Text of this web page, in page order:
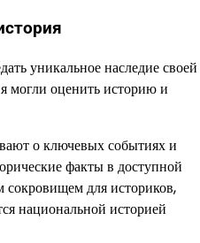
уникальное наследие своей
могли оценить историю и
о ключевых событиях и
факты в доступной
для историков,
национальной историей